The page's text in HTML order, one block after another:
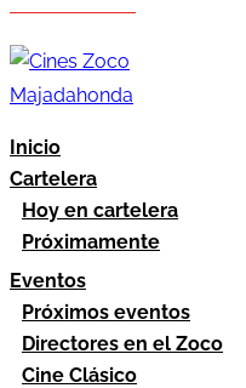
Inicio
Cartelera
Hoy en cartelera
Próximamente
Eventos
Próximos eventos
Directores en el Zoco
Cine Clásico